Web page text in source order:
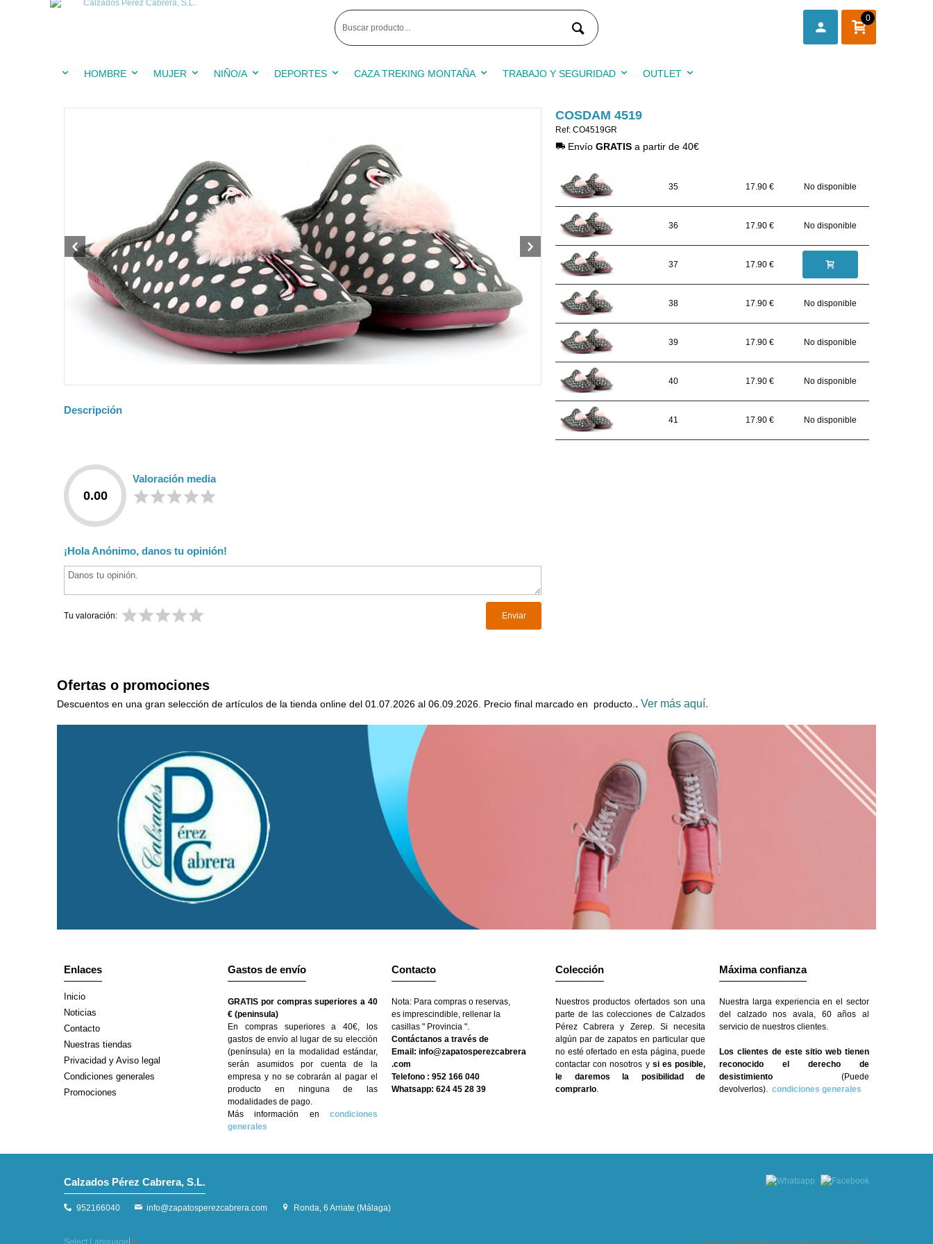
0
HOMBRE MUJER NIÑO/A DEPORTES CAZA TREKING MONTAÑA TRABAJO Y SEGURIDAD OUTLET
Descripción
COSDAM 4519
Ref: CO4519GR
Envío GRATIS a partir de 40€
35 17.90 € No disponible
36 17.90 € No disponible
37 17.90 €
38 17.90 € No disponible
39 17.90 € No disponible
40 17.90 € No disponible
41 17.90 € No disponible
0.00
Valoración media
¡Hola Anónimo, danos tu opinión!
Tu valoración:
Ofertas o promociones
Descuentos en una gran selección de artículos de la tienda online del 01.07.2026 al 06.09.2026. Precio final marcado en producto. . Ver más aquí.
Enlaces
Inicio
Noticias
Contacto
Nuestras tiendas
Privacidad y Aviso legal
Condiciones generales
Promociones
Gastos de envío
GRATIS por compras superiores a 40
€ (peninsula)
En compras superiores a 40€, los
gastos de envío al lugar de su elección
(península) en la modalidad estándar,
serán asumidos por cuenta de la
empresa y no se cobrarán al pagar el
producto en ninguna de las
modalidades de pago.
Más información en condiciones
generales
Contacto
Nota: Para compras o reservas,
es imprescindible, rellenar la
casillas " Provincia ".
Contáctanos a través de
Email: info@zapatosperezcabrera
.com
Telefono : 952 166 040
Whatsapp: 624 45 28 39
Colección
Nuestros productos ofertados son una
parte de las colecciones de Calzados
Pérez Cabrera y Zerep. Si necesita
algún par de zapatos en particular que
no esté ofertado en esta página, puede
contactar con nosotros y si es posible,
le daremos la posibilidad de
comprarlo
Máxima confianza
Nuestra larga experiencia en el sector
del calzado nos avala, 60 años al
servicio de nuestros clientes.
Los clientes de este sitio web tienen
reconocido el derecho de
desistimiento (Puede
devolverlos). condiciones generales
Calzados Pérez Cabrera, S.L.
952166040 info@zapatosperezcabrera.com Ronda, 6 Arriate (Málaga)
Comercio desarrollado con Linkasoft LeKommerce